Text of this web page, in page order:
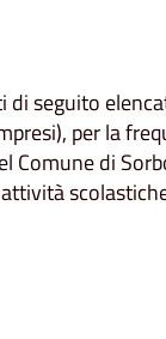
di seguito
per la
di